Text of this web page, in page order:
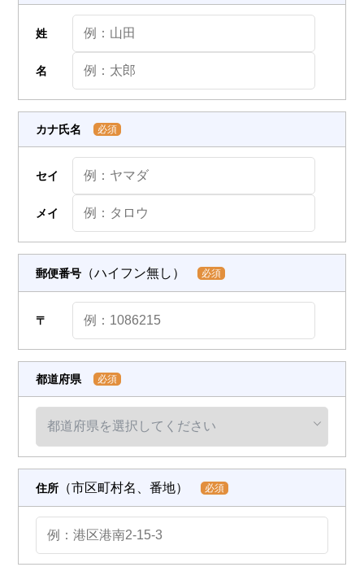
姓
名
カナ氏名 必須
セイ
メイ
郵便番号（ハイフン無し） 必須
〒
都道府県 必須
住所（市区町村名、番地） 必須